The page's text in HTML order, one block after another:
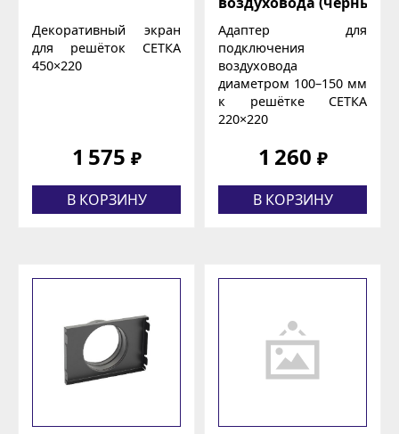
Декоративный экран
для решёток СЕТКА
450×220
1 575 ₽
В КОРЗИНУ
Адаптер для
подключения
воздуховода
диаметром 100–150 мм
к решётке СЕТКА
220×220
1 260 ₽
В КОРЗИНУ